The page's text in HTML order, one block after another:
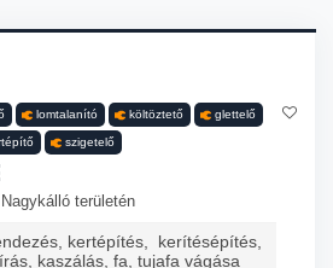
lomtalanító költöztető glettelő
szigetelő
területén
kertépítés, kerítésépítés,
kaszálás, fa, tujafa vágása